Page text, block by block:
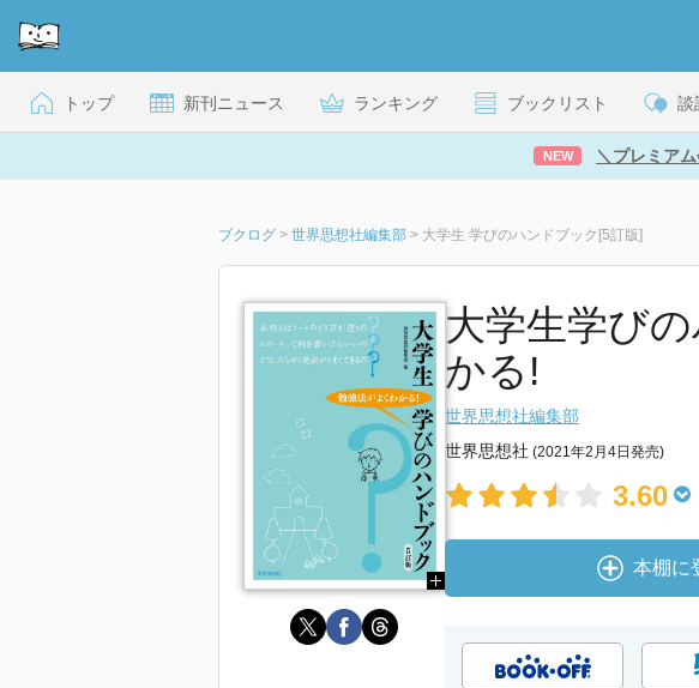
トップ 新刊ニュース ランキング ブックリスト 談
NEW ＼プレミア
ブクログ > 世界思想社編集部 > 大学生 学びのハンドブック[5訂版]
大学生学び
かる!
世界思想社編集部
世界思想社 (2021年2月4日発売)
3.60
本棚に